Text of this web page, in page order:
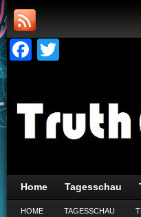
Facebook
Home Tagesschau
HOME TAGESSCHAU